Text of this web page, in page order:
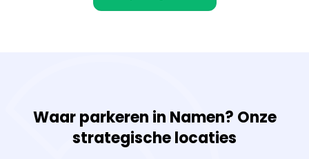
Waar parkeren in Namen? Onze
strategische locaties